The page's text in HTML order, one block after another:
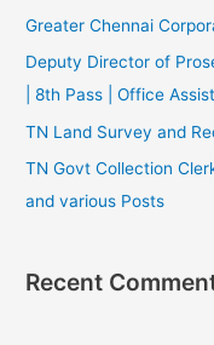
Greater Chennai
Deputy Director of
| 8th Pass | Office
TN Land Survey and
TN Govt Collection
and various Posts
Recent